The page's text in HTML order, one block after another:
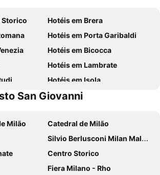
Klima Hotel Milano Fiere
Meliá Milano
43 Station Hotel
Park
Hotel Mayorca
Albergo Corvetto Corso Lodi
Hub Hotel
Golden Milano Hotel
Touring
Brunelleschi Hotel
Novotel Milano Linate Aeroporto
Siro
ibis Styles Milano Centro
Centre
Best Western Hotel Madison
Storico
Hotéis em Brera
Hotéis em Porta Garibaldi
Hotéis em Bicocca
Hotéis em Lambrate
Hotéis em Isola
Hotéis em Centro Direzionale di Milano
Hotéis em Porta Vittoria
Hotéis em Montalbino
Hotéis em Ortica
Hotéis em Quarto Oggiaro
San Giovanni
Milão
Catedral de Milão
Silvio Berlusconi Milan Malpensa Airport
Centro Storico
Fiera Milano - Rho